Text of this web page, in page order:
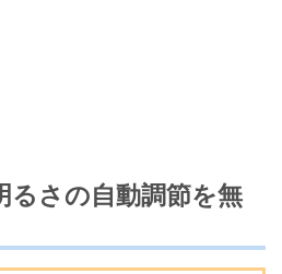
るさの自動調節を無